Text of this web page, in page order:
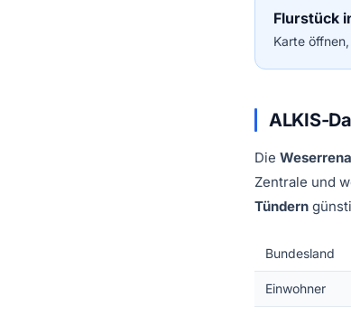
Flurstück
Karte
ALKIS-
Die
Zentrale und
Tündern
Bundesland
Einwohner